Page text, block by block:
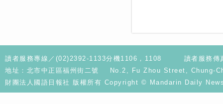
讀者服務專線／(02)2392-1133分機1106，1108
讀者服務
地址：北市中正區福州街二號 No.2, Fu Zhou Street, Chung-
財團法人國語日報社 版權所有 Copyright © Mandarin Daily